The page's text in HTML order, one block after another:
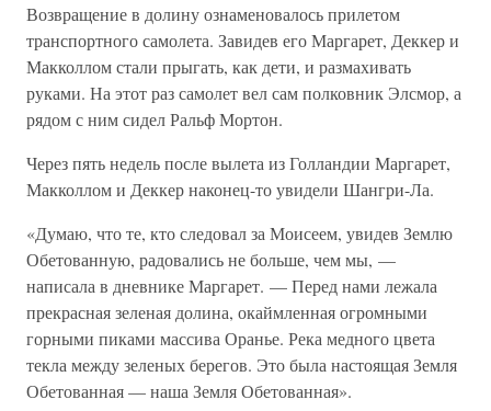
Возвращение в долину ознаменовалось прилетом
транспортного самолета. Завидев его Маргарет, Деккер и
Макколлом стали прыгать, как дети, и размахивать
руками. На этот раз самолет вел сам полковник Элсмор, а
рядом с ним сидел Ральф Мортон.
Через пять недель после вылета из Голландии Маргарет,
Макколлом и Деккер наконец-то увидели Шангри-Ла.
«Думаю, что те, кто следовал за Моисеем, увидев Землю
Обетованную, радовались не больше, чем мы, —
написала в дневнике Маргарет. — Перед нами лежала
прекрасная зеленая долина, окаймленная огромными
горными пиками массива Оранье. Река медного цвета
текла между зеленых берегов. Это была настоящая Земля
Обетованная — наша Земля Обетованная».